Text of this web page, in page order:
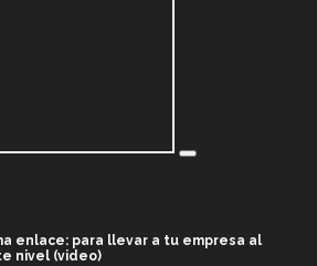
enlace: para llevar a tu empresa al
nivel (video)